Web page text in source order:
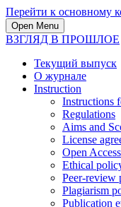
Перейти к основному
Open Menu
ВЗГЛЯД В ПРОШЛОЕ
Текущий выпуск
О журнале
Instruction
Instructions
Regulations
Aims and
License
Open
Ethical
Peer-review
Plagiarism
Publication